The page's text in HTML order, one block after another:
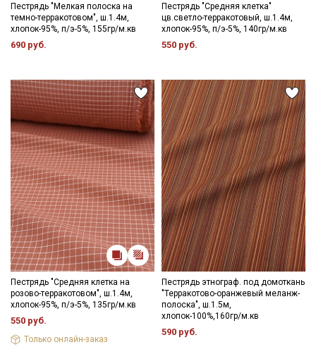
Пестрядь "Мелкая полоска на
темно-терракотовом", ш.1.4м,
хлопок-95%, п/э-5%, 155гр/м.кв
690 руб.
Пестрядь "Средняя клетка"
цв.светло-терракотовый, ш.1.4м,
хлопок-95%, п/э-5%, 140гр/м.кв
550 руб.
Пестрядь "Средняя клетка на
розово-терракотовом", ш.1.4м,
хлопок-95%, п/э-5%, 135гр/м.кв
550 руб.
Только онлайн-заказ
Пестрядь этнограф. под домоткань
"Терракотово-оранжевый меланж-
полоска", ш.1.5м,
хлопок-100%,160гр/м.кв
590 руб.